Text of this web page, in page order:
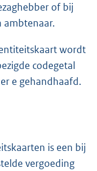
of bij
ambtenaar.
wordt
codegetal
e gehandhaafd.
is een bij
vergoeding